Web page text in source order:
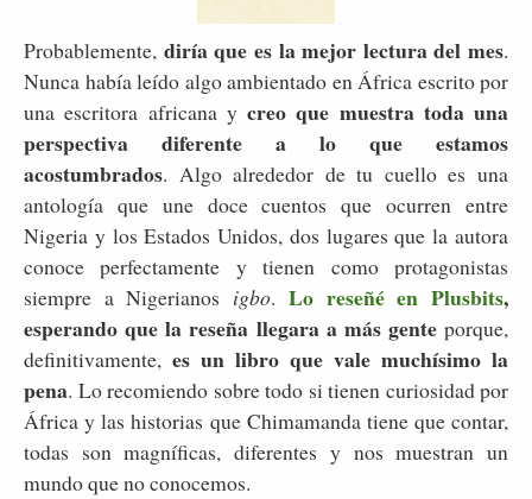
Probablemente, diría que es la mejor lectura del mes.
Nunca había leído algo ambientado en África escrito por
una escritora africana y creo que muestra toda una
perspectiva diferente a lo que estamos
acostumbrados. Algo alrededor de tu cuello es una
antología que une doce cuentos que ocurren entre
Nigeria y los Estados Unidos, dos lugares que la autora
conoce perfectamente y tienen como protagonistas
siempre a Nigerianos igbo. Lo reseñé en Plusbits,
esperando que la reseña llegara a más genteporque,
definitivamente, es un libro que vale muchísimo la
pena. Lo recomiendo sobre todo si tienen curiosidad por
África y las historias que Chimamanda tiene que contar,
todas son magníficas, diferentes y nos muestran un
mundo que no conocemos.